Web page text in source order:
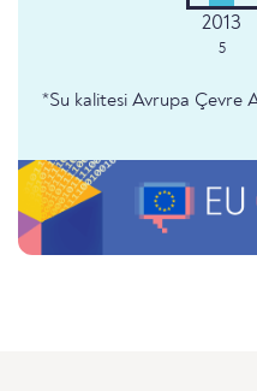
5
*Su kalitesi Avrupa Çevre